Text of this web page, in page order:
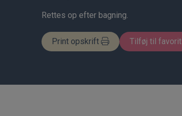
Rettes op efter bagning.
Print opskrift Tilføj til favorit